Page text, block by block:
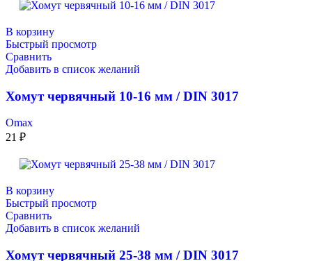
В корзину
Быстрый просмотр
Сравнить
Добавить в список желаний
Хомут червячный 10-16 мм / DIN 3017
Omax
21 ₽
В корзину
Быстрый просмотр
Сравнить
Добавить в список желаний
Хомут червячный 25-38 мм / DIN 3017